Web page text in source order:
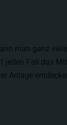
man ganz
jeden Fall das
Anlage